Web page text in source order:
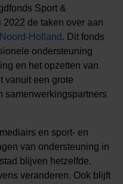
Sport &
de taken over aan
Holland . Dit fonds
ondersteuning
en het opzetten van
vanuit een grote
samenwerkingspartners
en sport- en
van ondersteuning in
blijven hetzelfde.
veranderen. Ook blijft